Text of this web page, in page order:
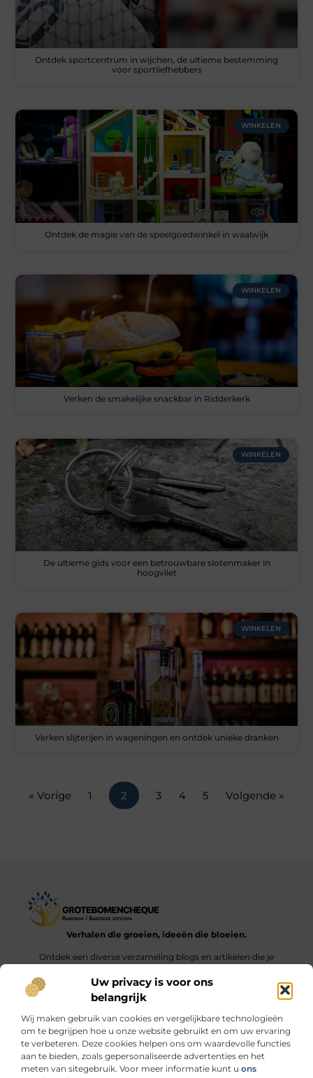
Uw privacy is voor ons
belangrijk
Wij maken gebruik van cookies en vergelijkbare technologieën
om te begrijpen hoe u onze website gebruikt en om uw ervaring
te verbeteren. Deze cookies helpen ons om waardevolle functies
aan te bieden, zoals gepersonaliseerde advertenties en het
meten van sitegebruik. Voor meer informatie kunt u ons
Ontdek sportcentrum in wijchen, de ultieme bestemming
voor sportliefhebbers
WINKELEN
Ontdek de magie van de speelgoedwinkel in waalwijk
WINKELEN
Verken de smakelijke snackbar in Ridderkerk
WINKELEN
De ultieme gids voor een betrouwbare slotenmaker in
hoogvliet
WINKELEN
Verken slijterijen in wageningen en ontdek unieke dranken
« Vorige 1 2 3 4 5 Volgende »
Verhalen die groeien, ideeën die bloeien.
Ontdek een diverse verzameling blogs en artikelen die je
dagelijks leven.
Onze informatie